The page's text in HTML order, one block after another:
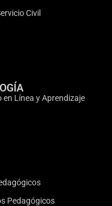
Civil
Línea y Aprendizaje
Pedagógicos